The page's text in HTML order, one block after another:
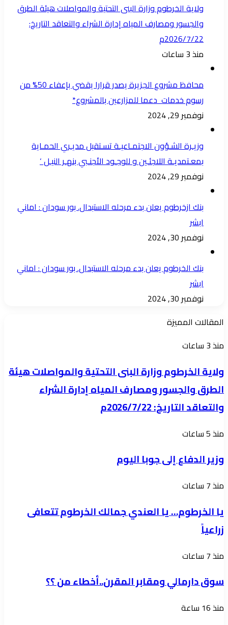
ولاية الخرطوم وزارة البنى التحتية والمواصلات هيئة الطرق
والجسور ومصارف المياه إدارة الشراء والتعاقد التاريخ:
2026/7/22م
منذ 3 ساعات
محافظ مشروع الجزيرة يصدر قرارا يقضي بإعفاء 50% من
رسوم خدمات دعما للمزارعين بالمشروع*
نوفمبر 29, 2024
وزيـرة الشـؤون الاجتمـاعيـة تسـتقبل مديـري الحمـاية
بمعـتمديـة اللاجئـين و للوجـود الأجنـبي بنهـر النيـل ‘
نوفمبر 29, 2024
بنك ازخرطوم يعلن بدء مرحله الاستبدال. بور سودان : اماني
ابشر
نوفمبر 30, 2024
بنك الخرطوم يعلن بدء مرحله الاستبدال. بور سودان : اماني
ابشر
نوفمبر 30, 2024
المقالات المميزة
ولاية
وزارة
البنى
التحتية
هيئة
الطرق
والجسور
ومصارف
إدارة
الشراء
التاريخ:
2026/7/22م
منذ 3 ساعات
ولاية الخرطوم وزارة البنى التحتية والمواصلات هيئة
الطرق والجسور ومصارف المياه إدارة الشراء
والتعاقد التاريخ: 2026/7/22م
وزير
إلى
منذ 5 ساعات
وزير الدفاع إلى جوبا اليوم
يا
يا
العندي
الخرطوم
تتعافى
زراعياً
منذ 7 ساعات
يا الخرطوم… يا العندي جمالك الخرطوم تتعافى
زراعياً
سوق
ومقابر
منذ 7 ساعات
سوق دارمالي ومقابر المقرن..أخطاء من ؟؟
اجتماع
منذ 16 ساعة